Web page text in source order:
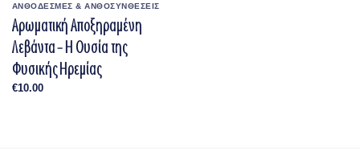
ΑΝΘΟΔΕΣΜΕΣ & ΑΝΘΟΣΥΝΘΕΣΕΙΣ
Αρωματική Αποξηραμένη
Λεβάντα – Η Ουσία της
Φυσικής Ηρεμίας
€10.00